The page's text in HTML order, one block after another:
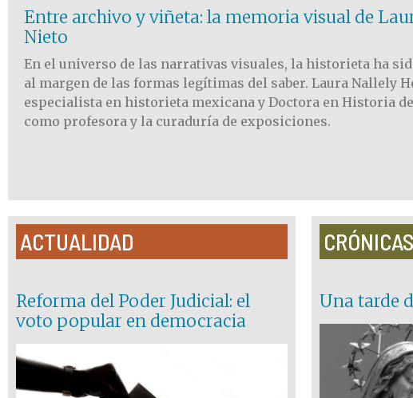
Entre archivo y viñeta: la memoria visual de
Nieto
En el universo de las narrativas visuales, la historieta ha
al margen de las formas legítimas del saber. Laura Nallely
especialista en historieta mexicana y Doctora en Historia
como profesora y la curaduría de exposiciones.
ACTUALIDAD
Reforma del Poder Judicial: el
voto popular en democracia
Una tarde